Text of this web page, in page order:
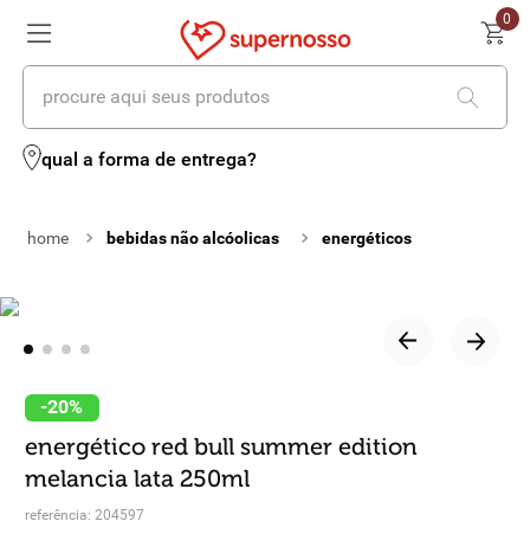
0
procure aqui seus produtos
qual a forma de entrega?
bebidas não alcóolicas energéticos
-20%
energético red bull summer edition
melancia lata 250ml
referência: 204597
termos mais buscados
2º leite
º iogurte
5º queijo
6º vinhos
7 biscoito